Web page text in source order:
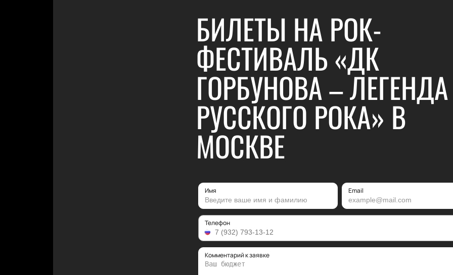
БИЛЕТЫ НА РОК-
ФЕСТИВАЛЬ «ДК
ГОРБУНОВА – ЛЕГЕНДА
РУССКОГО РОКА» В
МОСКВЕ
Имя Email
Телефон
Комментарий к заявке